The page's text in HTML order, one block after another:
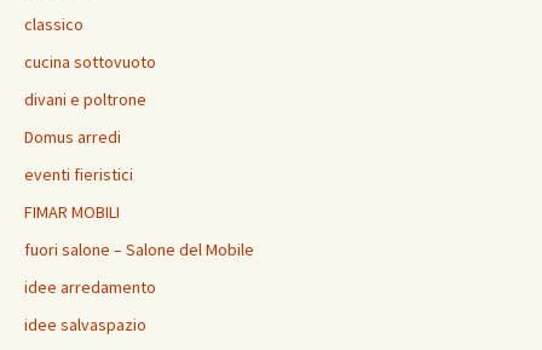
classico
cucina sottovuoto
divani e poltrone
Domus arredi
eventi fieristici
FIMAR MOBILI
fuori salone – Salone del Mobile
idee arredamento
idee salvaspazio